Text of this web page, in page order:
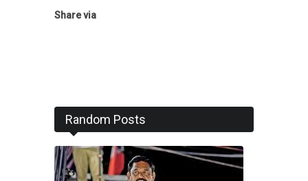
Share via
Random Posts